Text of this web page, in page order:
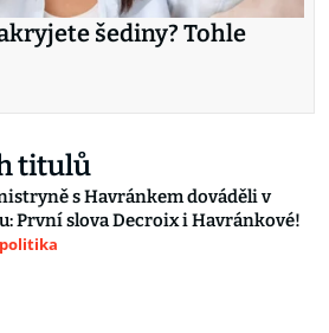
šediny? Tohle
titulů
s Havránkem dováděli v
První slova Decroix i Havránkové!